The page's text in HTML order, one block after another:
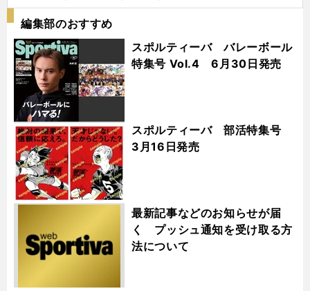
編集部のおすすめ
スポルティーバ バレーボール
特集号 Vol.4 6月30日発売
スポルティーバ 部活特集号
3月16日発売
最新記事などのお知らせが届
く プッシュ通知を受け取る方
法について